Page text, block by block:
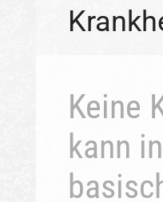
Keine
kann